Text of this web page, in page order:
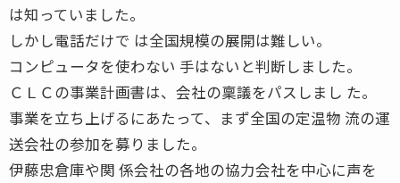
は知っていました。
しかし電話だけで は全国規模の展開は難しい。
コンピュータを使わない 手はないと判断しました。
ＣＬＣの事業計画書は、会社の稟議をパスしまし た。
事業を立ち上げるにあたって、まず全国の定温物 流の運
送会社の参加を募りました。
伊藤忠倉庫や関 係会社の各地の協力会社を中心に声を